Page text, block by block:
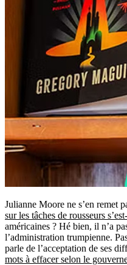
Julianne Moore ne s’en remet
sur les tâches de rousseurs
américaines ? Hé bien, il n’a
l’administration trumpienne.
parle de l’acceptation de ses
mots à effacer selon le